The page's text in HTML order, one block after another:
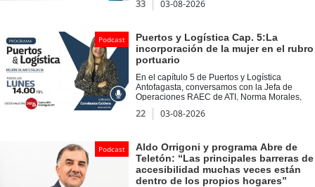
carrera y académico de la Facultad de
del Mar. Además, en Voces del Puerto
conversamos junto a Margarita Norambuena
Valdivia, Profesora del Departamento de
Ingeniería Eléctrica de la Universidad Técnica
Federico Santa María.
33 03-08-2026
Podcast
Puertos y Logística Cap. 5:La
incorporación de la mujer en el rubro
portuario
En el capítulo 5 de Puertos y Logística
Antofagasta, conversamos con la Jefa de
Operaciones RAEC de ATI, Norma Morales,
quien compartió su experiencia como
trabajadora en el rubro portuario y destacó la
acompañó Pablo Miranda, académico de la
UCN, con quien abordamos las oportunidades
y desafíos del corredor bioceánico.
22 03-08-2026
Podcast
Aldo Orrigoni y programa Abre de
Teletón: “Las principales barreras de
accesibilidad muchas veces están
dentro de los propios hogares”